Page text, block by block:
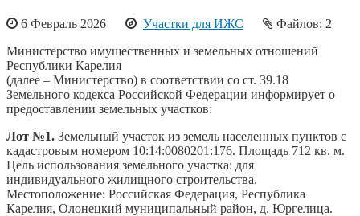
6 Февраль 2026 Участки для ИЖС
Файлов: 2
Министерство имущественных и земельных отношений
Республики Карелия
(далее – Министерство) в соответствии со ст. 39.18
Земельного кодекса Российской Федерации информирует о
предоставлении земельных участков:
Лот №1. Земельный участок из земель населенных пунктов с
кадастровым номером 10:14:0080201:176. Площадь 712 кв. м.
Цель использования земельного участка: для
индивидуального жилищного строительства.
Местоположение: Российская Федерация, Республика
Карелия, Олонецкий муниципальный район, д. Юргелица.